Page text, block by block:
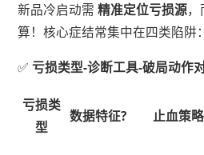
新品冷启动需 ​​精准定位亏损源​
算！核心症结常集中在四类陷阱：
✅ ​亏损类型-诊断工具-破局动作
​亏损类
型​
数据特征? ​止血策略​